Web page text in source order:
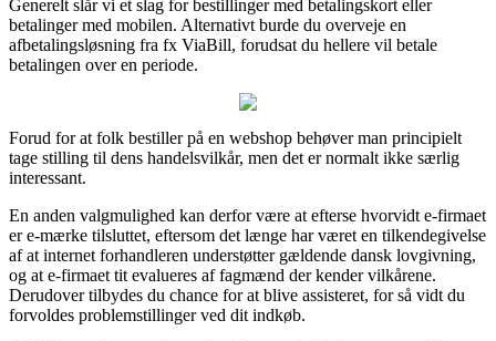
Generelt slår vi et slag for bestillinger med betalingskort eller
betalinger med mobilen. Alternativt burde du overveje en
afbetalingsløsning fra fx ViaBill, forudsat du hellere vil betale
betalingen over en periode.
Forud for at folk bestiller på en webshop behøver man principielt
tage stilling til dens handelsvilkår, men det er normalt ikke særlig
interessant.
En anden valgmulighed kan derfor være at efterse hvorvidt e-firmaet
er e-mærke tilsluttet, eftersom det længe har været en tilkendegivelse
af at internet forhandleren understøtter gældende dansk lovgivning,
og at e-firmaet tit evalueres af fagmænd der kender vilkårene.
Derudover tilbydes du chance for at blive assisteret, for så vidt du
forvoldes problemstillinger ved dit indkøb.